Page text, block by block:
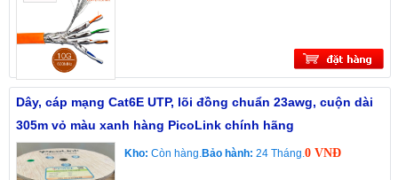
Dây, cáp mạng Cat6E UTP, lõi đồng chuẩn 23awg, cuộn dài
305m vỏ màu xanh hàng PicoLink chính hãng
Kho: Còn hàng.Bảo hành: 24 Tháng.0 VNĐ